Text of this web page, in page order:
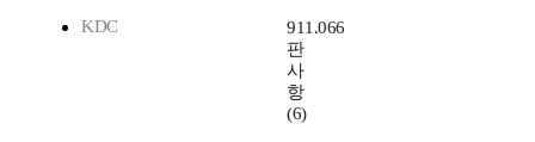
KDC
911.066
판
사
항
(6)